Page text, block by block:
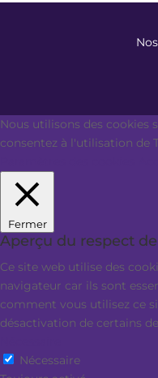
Nous utilisons des cookies
consentez à l'utilisation de
Fermer
Aperçu du respect
Ce site web utilise des
navigateur car ils sont
comment vous utilisez ce
désactivation de certains
Nécessaire